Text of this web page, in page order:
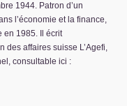
1944. Patron d’un
l’économie et la finance,
en 1985. Il écrit
des affaires suisse L’Agefi,
consultable ici :